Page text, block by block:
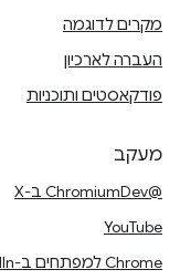
מקרים לדוגמה
העברה לארכיון
פודקאסטים ותוכניות
מעקב
@ChromiumDev ב-X
YouTube
Chrome למפתחים ב-LinkedIn